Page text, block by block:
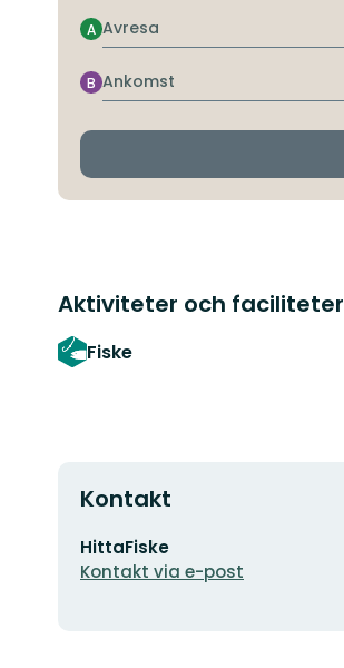
Avresa
A
Ankomst
B
Aktiviteter och faciliteter
Fiske
Kontakt
E-
postadress
HittaFiske
Kontakt via e-post